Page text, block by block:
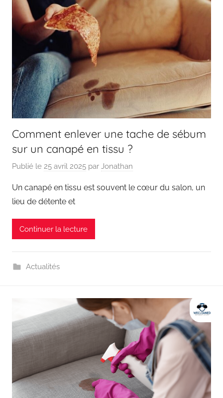
Comment enlever une tache de sébum
sur un canapé en tissu ?
Publié le 25 avril 2025 par Jonathan
Un canapé en tissu est souvent le cœur du salon, un
lieu de détente et
Continuer la lecture
Actualités